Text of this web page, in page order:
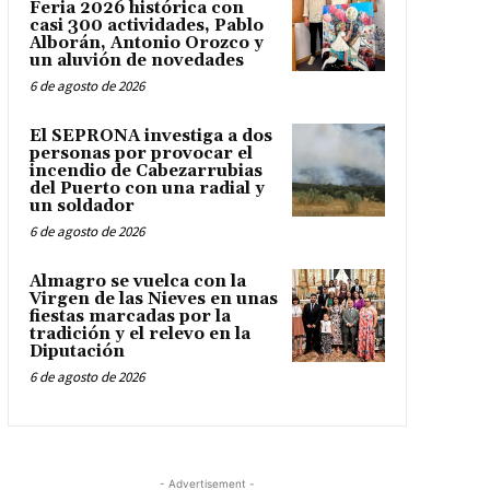
Feria 2026 histórica con
casi 300 actividades, Pablo
Alborán, Antonio Orozco y
un aluvión de novedades
6 de agosto de 2026
El SEPRONA investiga a dos
personas por provocar el
incendio de Cabezarrubias
del Puerto con una radial y
un soldador
6 de agosto de 2026
Almagro se vuelca con la
Virgen de las Nieves en unas
fiestas marcadas por la
tradición y el relevo en la
Diputación
6 de agosto de 2026
- Advertisement -